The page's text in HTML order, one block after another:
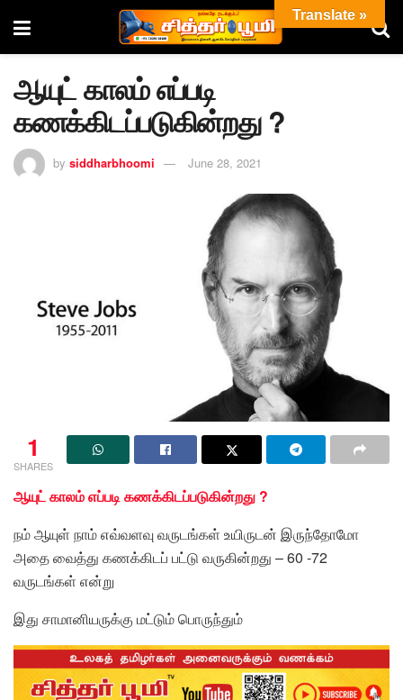
ஆயுட் காலம் எப்படி
கணக்கிடப்படுகின்றது ?
by siddharbhoomi June 28, 2021
1
SHARES
ஆயுட் காலம் எப்படி கணக்கிடப்படுகின்றது ?
நம் ஆயுள் நாம் எவ்வளவு வருடங்கள் உயிருடன் இருந்தோமோ
அதை வைத்து கணக்கிடப் பட்டு வருகின்றது – 60 -72
வருடங்கள் என்று
இது சாமானியருக்கு மட்டும் பொருந்தும்
Translate »